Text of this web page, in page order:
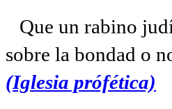
Que un rabino
sobre la bondad o
(Iglesia prófética)